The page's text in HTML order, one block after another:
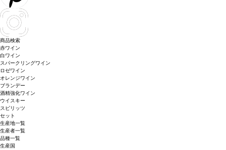
商品検索
赤ワイン
白ワイン
スパークリングワイン
ロゼワイン
オレンジワイン
ブランデー
酒精強化ワイン
ウイスキー
スピリッツ
セット
生産地一覧
生産者一覧
品種一覧
生産国